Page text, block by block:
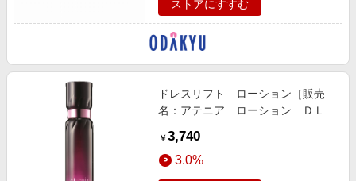
ストアにすすむ
ドレスリフト ローション［販売
名：アテニア ローション ＤＬ
￥ 3,740
3.0%